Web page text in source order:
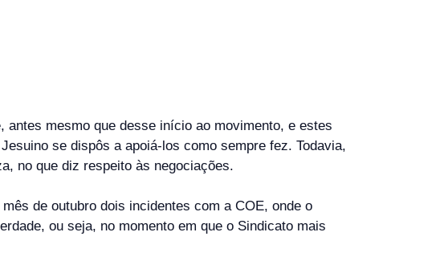
mesmo que desse início ao movimento, e estes
se dispôs a apoiá-los como sempre fez. Todavia,
no que diz respeito às negociações.
de outubro dois incidentes com a COE, onde o
ou seja, no momento em que o Sindicato mais